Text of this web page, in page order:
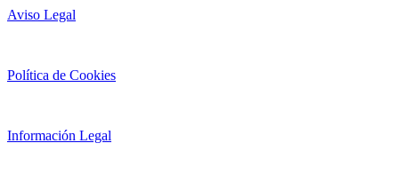
Aviso Legal
Política de Cookies
Información Legal